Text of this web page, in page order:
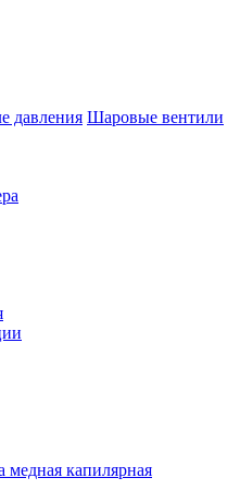
давления Шаровые вентили
медная капилярная